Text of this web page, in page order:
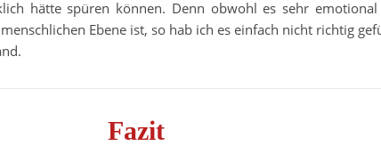
hätte spüren können. Denn obwohl es sehr
Ebene ist, so hab ich es einfach nicht richtig
Fazit